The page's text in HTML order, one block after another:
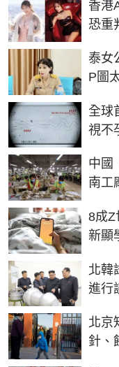
香港
恐重
泰女
P圖
全球
視不
中國
南工
8成Z
新顯
北韓
進行
北京
針、